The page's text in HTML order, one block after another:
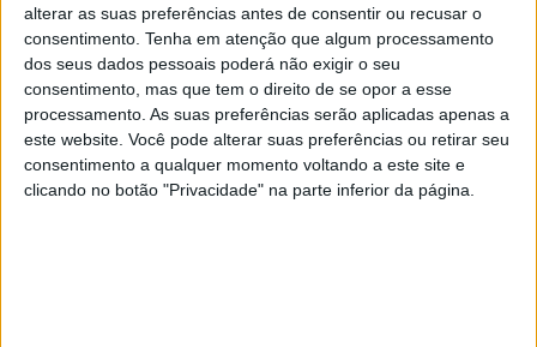
alterar as suas preferências antes de consentir ou recusar o
consentimento. Tenha em atenção que algum processamento
dos seus dados pessoais poderá não exigir o seu
consentimento, mas que tem o direito de se opor a esse
processamento. As suas preferências serão aplicadas apenas a
este website. Você pode alterar suas preferências ou retirar seu
consentimento a qualquer momento voltando a este site e
clicando no botão "Privacidade" na parte inferior da página.
Razgatlioglu que o faz sobressair, mas sim o seu controlo
da moto.
Artigos relacionados
MotoGP: Iker Lecuona ambiciona Top 10 em
Silverstone